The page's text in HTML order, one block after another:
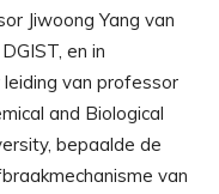
Jiwoong Yang van
en in
van professor
and Biological
bepaalde de
van